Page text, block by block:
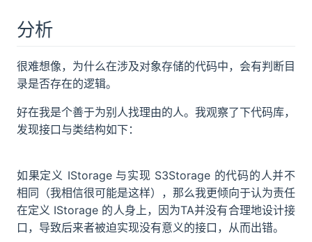
分析
很难想像，为什么在涉及对象存储的代码中，会有判断目
录是否存在的逻辑。
好在我是个善于为别人找理由的人。我观察了下代码库，
发现接口与类结构如下：
如果定义 IStorage 与实现 S3Storage 的代码的人并不
相同（我相信很可能是这样），那么我更倾向于认为责任
在定义 IStorage 的人身上，因为TA并没有合理地设计接
口，导致后来者被迫实现没有意义的接口，从而出错。